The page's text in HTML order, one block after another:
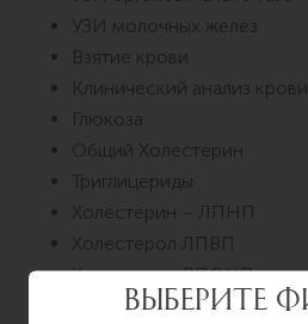
УЗИ молочных желез
Взятие крови
Клинический анализ крови
Глюкоза
Общий Холестерин
Триглицериды
Холестерин – ЛПНП
Холестерол ЛПВП
Холестерол ЛПОНП
Билирубин общий